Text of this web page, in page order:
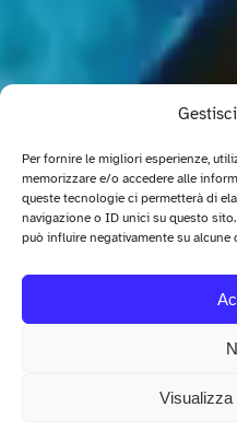
Per fornire le migliori esperienze,
memorizzare e/o accedere alle
queste tecnologie ci permetterà di
navigazione o ID unici su questo
può influire negativamente su
Visualizza